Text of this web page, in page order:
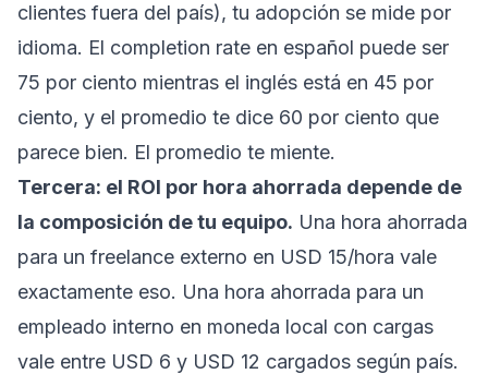
clientes fuera del país), tu adopción se mide por
idioma. El completion rate en español puede ser
75 por ciento mientras el inglés está en 45 por
ciento, y el promedio te dice 60 por ciento que
parece bien. El promedio te miente.
Tercera: el ROI por hora ahorrada depende de
la composición de tu equipo. Una hora ahorrada
para un freelance externo en USD 15/hora vale
exactamente eso. Una hora ahorrada para un
empleado interno en moneda local con cargas
vale entre USD 6 y USD 12 cargados según país.